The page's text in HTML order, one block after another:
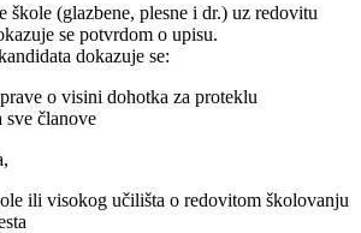
škole (glazbene, plesne i dr.) uz redovitu
se potvrdom o upisu.
dokazuje se:
o visini dohotka za proteklu
sve članove
ili visokog učilišta o redovitom školovanju